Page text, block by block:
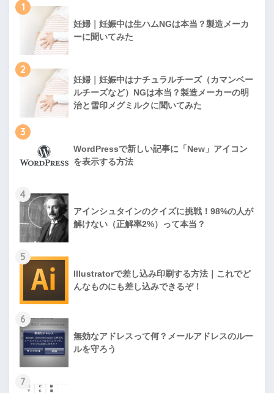
1
妊婦｜妊娠中は生ハムNGは本当？製造メーカ
ーに聞いてみた
2
妊婦｜妊娠中はナチュラルチーズ（カマンベー
ルチーズなど）NGは本当？製造メーカーの明
治と雪印メグミルクに聞いてみた
3
WordPressで新しい記事に「New」アイコン
を表示する方法
4
アインシュタインのクイズに挑戦！98%の人が
解けない（正解率2%）って本当？
5
Illustratorで差し込み印刷する方法｜これでど
んなものにも差し込みできるぞ！
6
無効なアドレスって何？メールアドレスのルー
ルを守ろう
7